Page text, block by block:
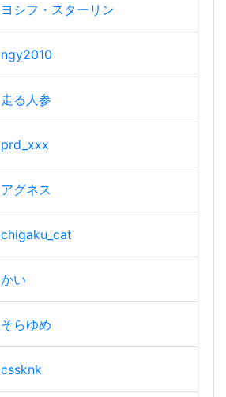
ヨシフ・スターリン
ngy2010
走る人参
prd_xxx
アグネス
chigaku_cat
かい
そらゆめ
cssknk